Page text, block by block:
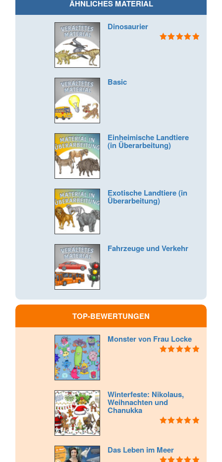
ÄHNLICHES MATERIAL
Dinosaurier
Basic
Einheimische Landtiere
(in Überarbeitung)
Exotische Landtiere (in
Überarbeitung)
Fahrzeuge und Verkehr
TOP-BEWERTUNGEN
Monster von Frau Locke
Winterfeste: Nikolaus,
Weihnachten und
Chanukka
Das Leben im Meer